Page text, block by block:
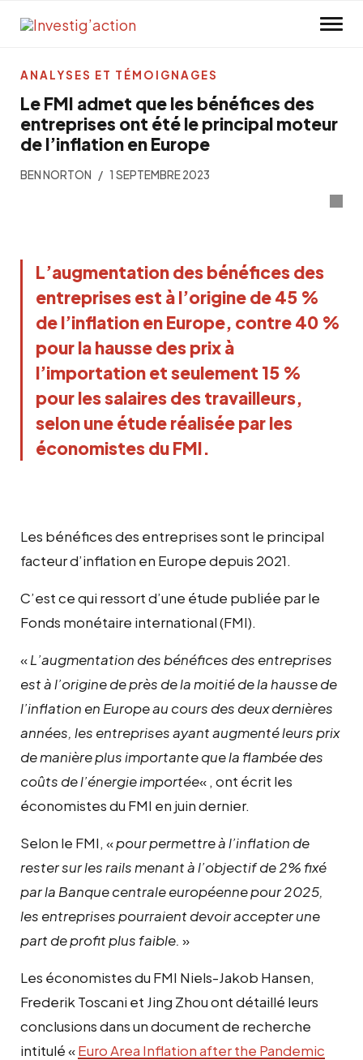
Le FMI admet que les bénéfices des
entreprises ont été le principal moteur
de l’inflation en Europe
BEN NORTON 1 SEPTEMBRE 2023
L’augmentation des bénéfices des
entreprises est à l’origine de 45 %
de l’inflation en Europe, contre 40 %
pour la hausse des prix à
l’importation et seulement 15 %
pour les salaires des travailleurs,
selon une étude réalisée par les
économistes du FMI.
Les bénéfices des entreprises sont le principal
facteur d’inflation en Europe depuis 2021.
C’est ce qui ressort d’une étude publiée par le
Fonds monétaire international (FMI).
«L’augmentation des bénéfices des entreprises
est à l’origine de près de la moitié de la hausse de
l’inflation en Europe au cours des deux dernières
années, les entreprises ayant augmenté leurs prix
de manière plus importante que la flambée des
coûts de l’énergie importée« , ont écrit les
économistes du FMI en juin dernier.
Selon le FMI, «pour permettre à l’inflation de
rester sur les rails menant à l’objectif de 2% fixé
par la Banque centrale européenne pour 2025,
les entreprises pourraient devoir accepter une
part de profit plus faible. »
Les économistes du FMI Niels-Jakob Hansen,
Frederik Toscani et Jing Zhou ont détaillé leurs
conclusions dans un document de recherche
intitulé «Euro Area Inflation after the Pandemic
ANALYSES ET TÉMOIGNAGES